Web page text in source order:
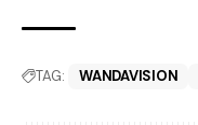
TAG: WANDAVISION